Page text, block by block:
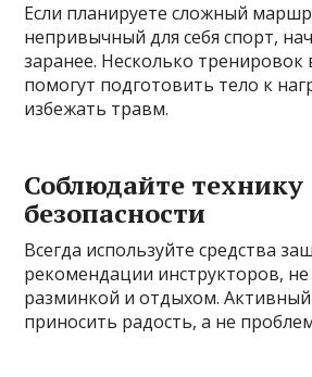
Если планируете сложный
непривычный для себя спорт,
заранее. Несколько тренировок
помогут подготовить тело к
избежать травм.
Соблюдайте технику
безопасности
Всегда используйте средства
рекомендации инструкторов,
разминкой и отдыхом.
приносить радость, а не